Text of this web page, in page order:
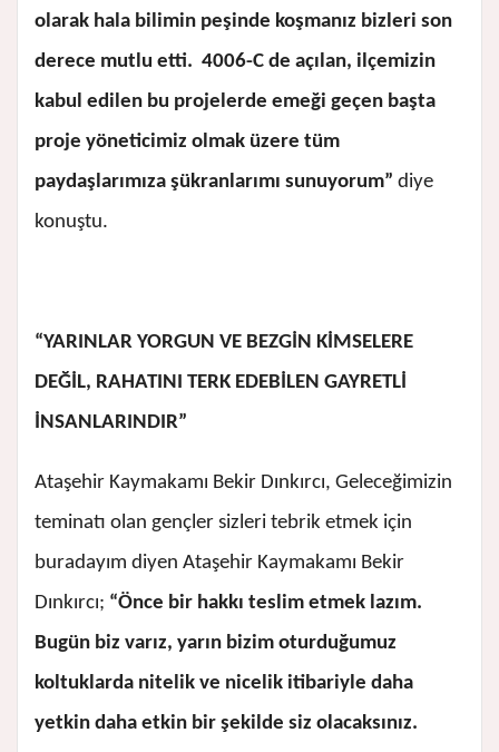
olarak hala bilimin peşinde koşmanız bizleri son
derece mutlu etti. 4006-C de açılan, ilçemizin
kabul edilen bu projelerde emeği geçen başta
proje yöneticimiz olmak üzere tüm
paydaşlarımıza şükranlarımı sunuyorum” diye
konuştu.
“YARINLAR YORGUN VE BEZGİN KİMSELERE
DEĞİL, RAHATINI TERK EDEBİLEN GAYRETLİ
İNSANLARINDIR”
Ataşehir Kaymakamı Bekir Dınkırcı, Geleceğimizin
teminatı olan gençler sizleri tebrik etmek için
buradayım diyen Ataşehir Kaymakamı Bekir
Dınkırcı; “Önce bir hakkı teslim etmek lazım.
Bugün biz varız, yarın bizim oturduğumuz
koltuklarda nitelik ve nicelik itibariyle daha
yetkin daha etkin bir şekilde siz olacaksınız.